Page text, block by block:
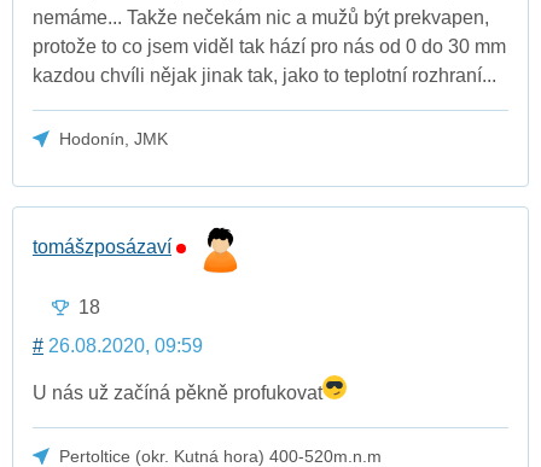
nemáme... Takže nečekám nic a mužů být prekvapen,
protože to co jsem viděl tak hází pro nás od 0 do 30 mm
kazdou chvíli nějak jinak tak, jako to teplotní rozhraní...
Hodonín, JMK
tomášzposázaví
18
# 26.08.2020, 09:59
U nás už začíná pěkně profukovat
Pertoltice (okr. Kutná hora) 400-520m.n.m